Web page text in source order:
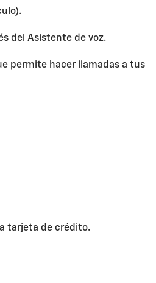
del Asistente de voz.
permite hacer llamadas a tus
tarjeta de crédito.